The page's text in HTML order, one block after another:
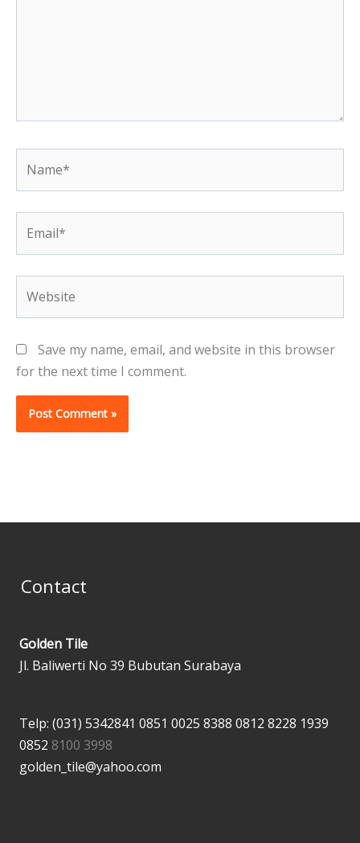
Save my name, email, and website in this browser
for the next time I comment.
Contact
Golden Tile
Jl. Baliwerti No 39 Bubutan Surabaya
Telp: (031) 5342841 0851 0025 8388 0812 8228 1939
0852 8100 3998
golden_tile@yahoo.com